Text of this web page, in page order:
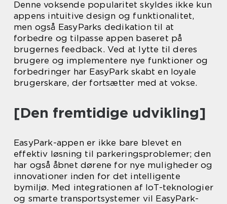
Denne voksende popularitet skyldes ikke kun
appens intuitive design og funktionalitet,
men også EasyParks dedikation til at
forbedre og tilpasse appen baseret på
brugernes feedback. Ved at lytte til deres
brugere og implementere nye funktioner og
forbedringer har EasyPark skabt en loyale
brugerskare, der fortsætter med at vokse.
[Den fremtidige udvikling]
EasyPark-appen er ikke bare blevet en
effektiv løsning til parkeringsproblemer; den
har også åbnet dørene for nye muligheder og
innovationer inden for det intelligente
bymiljø. Med integrationen af IoT-teknologier
og smarte transportsystemer vil EasyPark-